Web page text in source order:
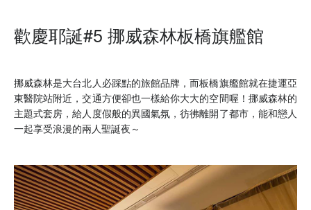
歡慶耶誕#5 挪威森林板橋旗艦館
挪威森林是大台北人必踩點的旅館品牌，而板橋旗艦館就在捷運亞
東醫院站附近，交通方便卻也一樣給你大大的空間喔！挪威森林的
主題式套房，給人度假般的異國氣氛，彷彿離開了都市，能和戀人
一起享受浪漫的兩人聖誕夜～